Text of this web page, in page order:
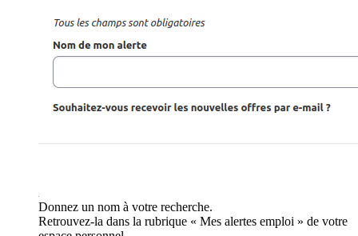
Donnez un nom à votre recherche.
Retrouvez-la dans la rubrique « Mes alertes emploi » de votre